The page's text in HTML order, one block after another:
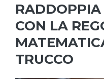
CON LA
TRUCCO